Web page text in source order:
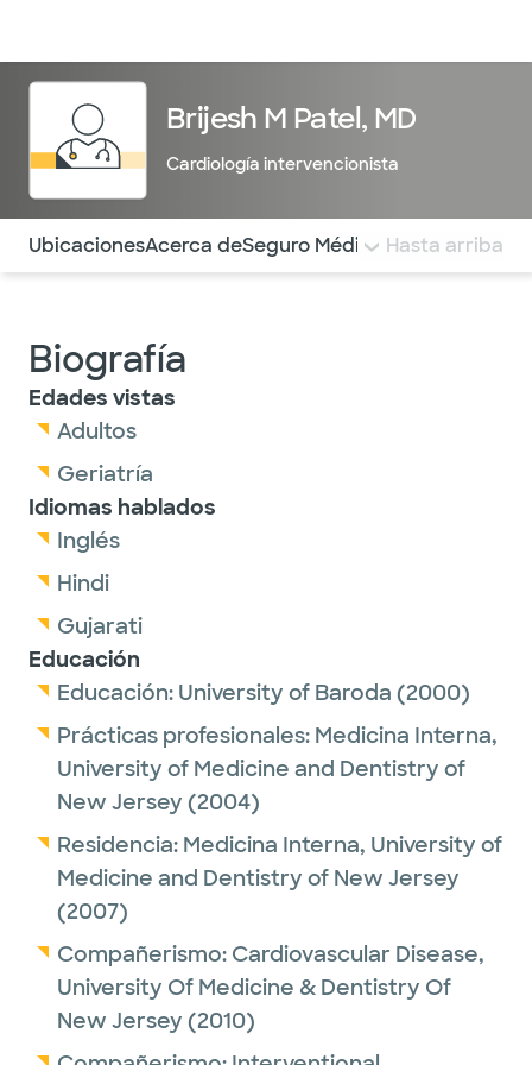
Brijesh M Patel, MD
Cardiología intervencionista
Utilice esta navegación para saltar rápidamente a
UbicacionesAcerca deSeguro Médico COMENTARIOS
Hasta arriba
Biografía
Edades vistas
Adultos
Geriatría
Idiomas hablados
Inglés
Hindi
Gujarati
Educación
Educación: University of Baroda (2000)
Prácticas profesionales: Medicina Interna,
University of Medicine and Dentistry of
New Jersey (2004)
Residencia: Medicina Interna, University of
Medicine and Dentistry of New Jersey
(2007)
Compañerismo: Cardiovascular Disease,
University Of Medicine & Dentistry Of
New Jersey (2010)